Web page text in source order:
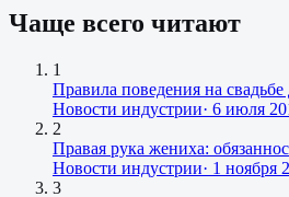
Чаще всего читают
1
Правила поведения на
Новости индустрии· 6 июля
2
Правая рука жениха:
Новости индустрии· 1 ноября
3